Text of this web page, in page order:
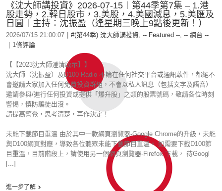
《沈大師講投資》2026-07-15︱第44季第7集 – 1.港
股走勢，2.韓日股市，3.美股，4.美國減息，5.美匯及
日圓︱主持：沈振盈（逢星期三晚上9點後更新！）
2026/07/15 21:00:07 #(第44季) 沈大師講投資, -- Featured --, -- 網台 --
1條評論
【【2023沈大師澄清啟示】】
沈大師（沈振盈）及D100 Radio 不論在任何社交平台或通訊軟件，都絕不
會邀請大家加入任何免費投資群組，不會以私人訊息（包括文字及語音）
邀請參與/進行任何投資或提供「爆升股」之類的股票號碼，敬請各位時刻
警惕，慎防騙徒出沒。
請提高警覺，思考清楚，再作決定！
未能下載節目重溫 由於其中一款網頁瀏覽器-Google Chrome的升級，未能
與D100網頁對應，導致各位聽眾未能下載節目重溫。 如需要下載D100節
目重溫，目前階段上，請使用另一個網頁瀏覽器-Firefox 下載， 待Googl
[...]
進一步了解